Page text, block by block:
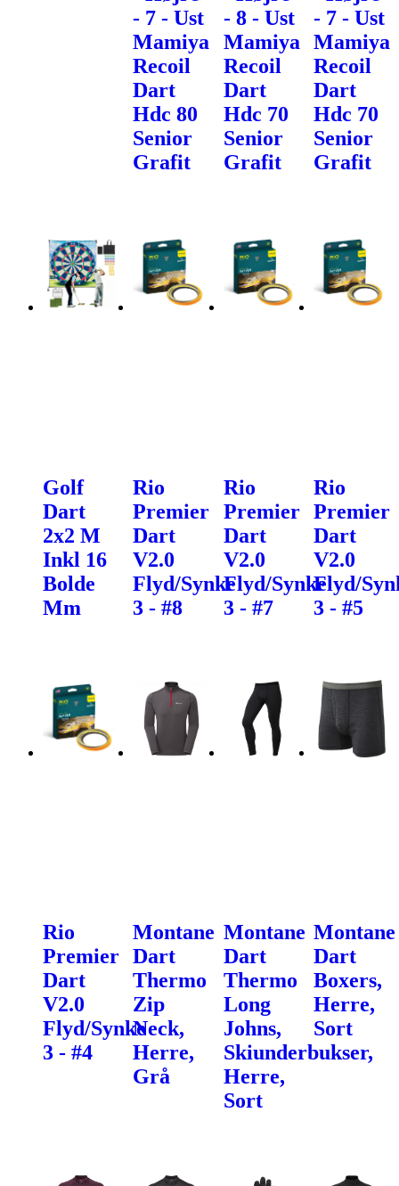
- 7 - Ust
Mamiya
Recoil
Dart
Hdc 80
Senior
Grafit
- 8 - Ust
Mamiya
Recoil
Dart
Hdc 70
Senior
Grafit
- 7 - Ust
Mamiya
Recoil
Dart
Hdc 70
Senior
Grafit
Golf
Dart
2x2 M
Inkl 16
Bolde
Mm
Rio
Premier
Dart
V2.0
Flyd/Synke
3 - #8
Rio
Premier
Dart
V2.0
Flyd/Synke
3 - #7
Rio
Premier
Dart
V2.0
Flyd/
3 - #5
Rio
Premier
Dart
V2.0
Flyd/Synke
3 - #4
Montane
Dart
Thermo
Zip
Neck,
Herre,
Grå
Montane
Dart
Thermo
Long
Johns,
Skiunderbukser,
Herre,
Sort
Montane
Dart
Boxers,
Herre,
Sort